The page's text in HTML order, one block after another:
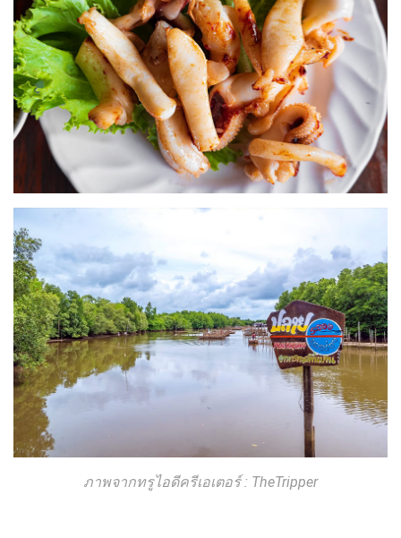
ภาพจากทรูไอดีครีเอเตอร์ : TheTripper